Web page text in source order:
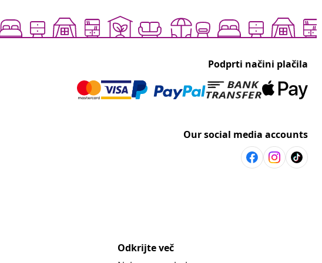
Podprti načini plačila
Our social media accounts
Odkrijte več